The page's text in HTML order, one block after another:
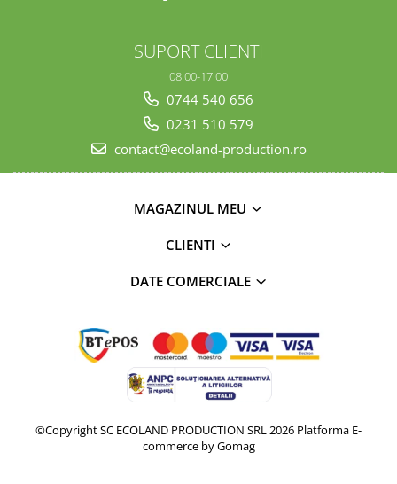
SUPORT CLIENTI
08:00-17:00
0744 540 656
0231 510 579
contact@ecoland-production.ro
MAGAZINUL MEU
CLIENTI
DATE COMERCIALE
©Copyright SC ECOLAND PRODUCTION SRL 2026 Platforma E-
commerce by Gomag